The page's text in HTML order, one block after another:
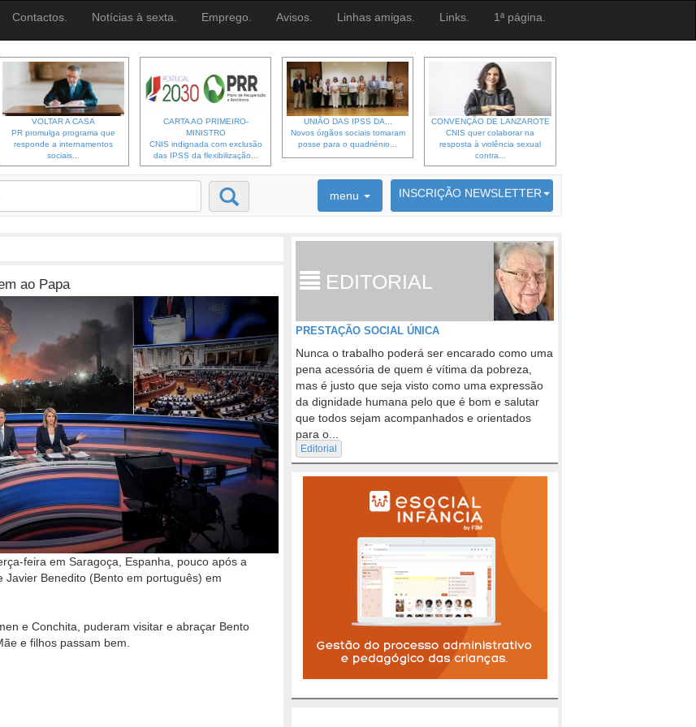
Contactos. Notícias à sexta. Emprego. Avisos. Linhas amigas. Links. 1ª página.
VOLTAR A CASA
PR promulga programa que
responde a internamentos
sociais...
CARTA AO PRIMEIRO-
MINISTRO
CNIS indignada com exclusão
das IPSS da flexibilização...
UNIÃO DAS IPSS DA...
Novos órgãos sociais tomaram
posse para o quadriénio...
CONVENÇÃO DE LANZAROTE
CNIS quer colaborar na
resposta à violência sexual
contra...
menu INSCRIÇÃO NEWSLETTER
6692 membros inscritos
ao Papa
feira em Saragoça, Espanha, pouco após a
Benedito (Bento em português) em
e Conchita, puderam visitar e abraçar Bento
e filhos passam bem.
EDITORIAL
PRESTAÇÃO SOCIAL ÚNICA
Nunca o trabalho poderá ser encarado como uma
pena acessória de quem é vítima da pobreza,
mas é justo que seja visto como uma expressão
da dignidade humana pelo que é bom e salutar
que todos sejam acompanhados e orientados
para o...
Editorial